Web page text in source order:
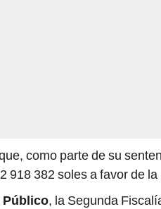
como parte de su
918 382 soles a favor de
Público, la Segunda